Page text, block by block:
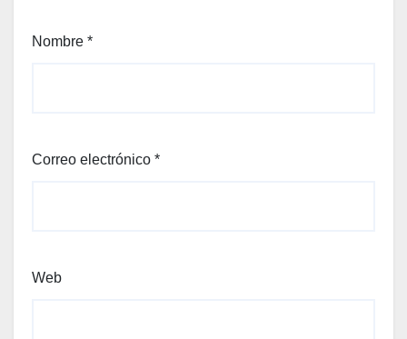
Nombre *
Correo electrónico *
Web